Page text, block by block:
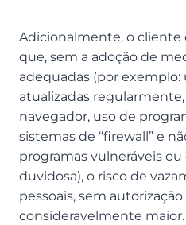
Adicionalmente, o cliente
que, sem a adoção de
adequadas (por exemplo:
atualizadas
navegador, uso de
sistemas de “firewall” e
programas vulneráveis
duvidosa), o risco de
pessoais, sem autorização
consideravelmente maior.